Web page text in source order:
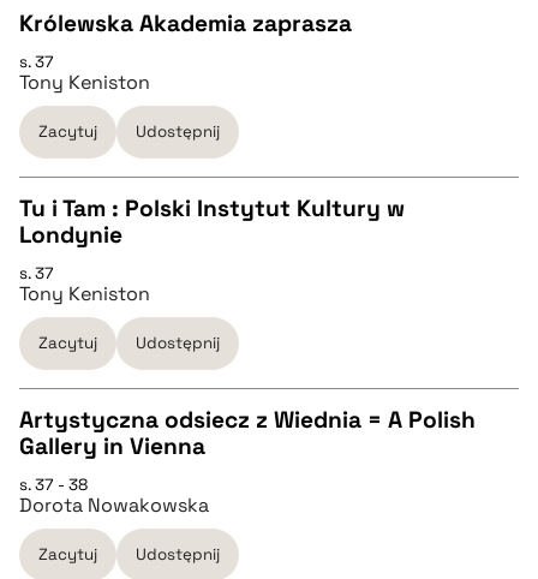
BIBTEX
pobierz cytat
CZYSTY TEKST
pobierz cytat
BIBTEX
Królewska Akademia zaprasza
s. 37
Tony Keniston
Zacytuj Udostępnij
CZYSTY TEKST
pobierz cytat
BIBTEX
pobierz cytat
Tu i Tam : Polski Instytut Kultury w
Londynie
s. 37
Tony Keniston
Zacytuj Udostępnij
CZYSTY TEKST
pobierz cytat
Artystyczna odsiecz z Wiednia = A Polish
Gallery in Vienna
s. 37 - 38
Dorota Nowakowska
Zacytuj Udostępnij